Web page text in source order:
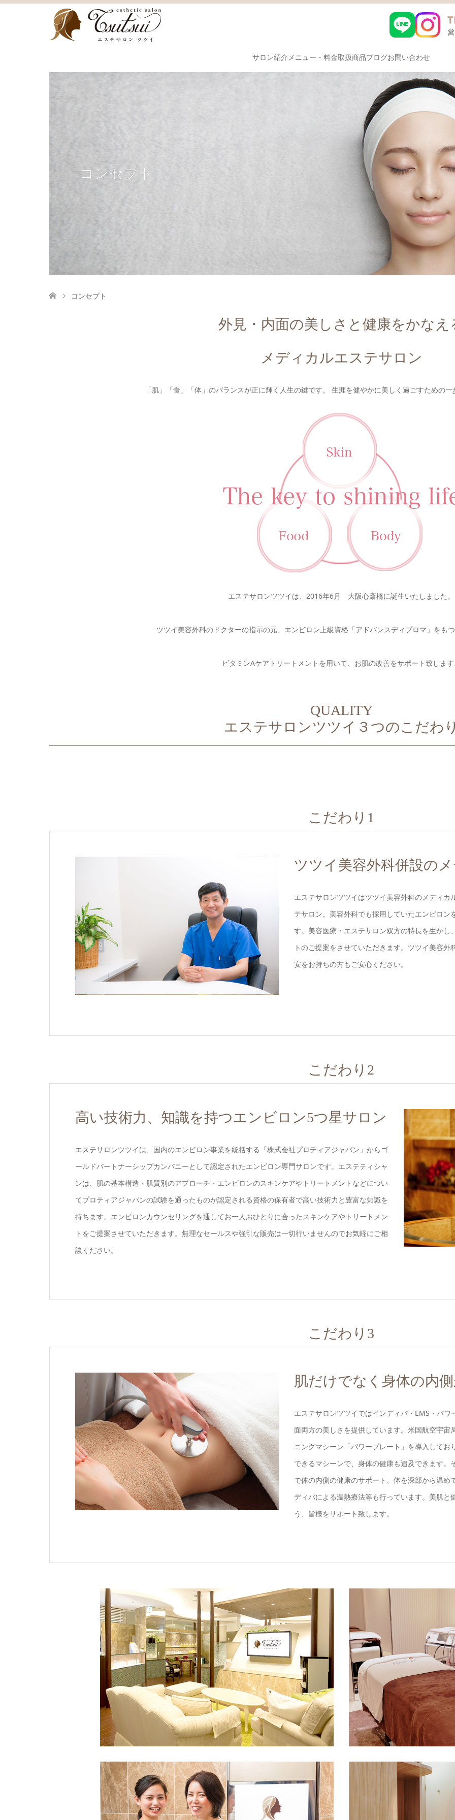
サロン紹介メニュー・料金取扱商品ブログお問い合わせ
コンセプト
コンセプト
外見・内面の美しさと健康をかなえ
メディカルエステサロン
「肌」「食」「体」のバランスが正に輝く人生の鍵です。 生涯を健やかに美しく過ごすための
エステサロンツツイは、2016年6月 大阪心斎橋に誕生いたしました。
ツツイ美容外科のドクターの指示の元、エンビロン上級資格「アドバンスディプロマ」をもつ
ビタミンAケアトリートメントを用いて、お肌の改善をサポート致します
QUALITY
エステサロンツツイ３つのこだわり
こだわり1
ツツイ美容外科併設の
エステサロンツツイはツツイ美容外科のメディ
テサロン。美容外科でも採用していたエンビロ
す。美容医療・エステサロン双方の特長を生か
トのご提案をさせていただきます。ツツイ美容
安をお持ちの方もご安心ください。
こだわり2
高い技術力、知識を持つエンビロン5つ星サロン
エステサロンツツイは、国内のエンビロン事業を統括する「株式会社プロティアジャパン」からゴ
ールドパートナーシップカンパニーとして認定されたエンビロン専門サロンです。エステティシャ
ンは、肌の基本構造・肌質別のアプローチ・エンビロンのスキンケアやトリートメントなどについ
てプロティアジャパンの試験を通ったものが認定される資格の保有者で高い技術力と豊富な知識を
持ちます。エンビロンカウンセリングを通してお一人おひとりに合ったスキンケアやトリートメン
トをご提案させていただきます。無理なセールスや強引な販売は一切行いませんのでお気軽にご相
談ください。
こだわり3
肌だけでなく身体の内
エステサロンツツイではインディバ・EMS・パ
面両方の美しさを提供しています。米国航空宇
ニングマシーン「パワープレート」を導入して
できるマシーンで、身体の健康も追及できます
で体の内側の健康のサポート、体を深部から温
ディバによる温熱療法等も行っています。美肌と
う、皆様をサポート致します。